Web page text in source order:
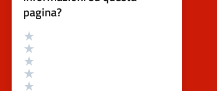
pagina?
Valutazione